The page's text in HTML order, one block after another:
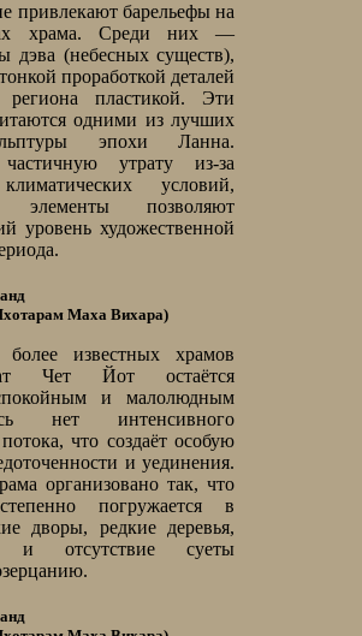
привлекают барельефы на
храма. Среди них —
дэва (небесных существ),
проработкой деталей
пластикой. Эти
одними из лучших
эпохи Ланна.
утрату из-за
условий,
элементы позволяют
уровень художественной
Маха Вихара)
известных храмов
Чет Йот остаётся
и малолюдным
нет интенсивного
что создаёт особую
и уединения.
организовано так, что
погружается в
дворы, редкие деревья,
и отсутствие суеты